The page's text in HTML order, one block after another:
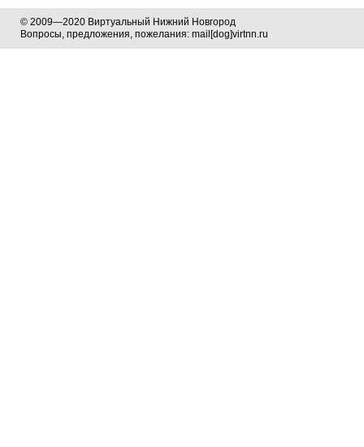
© 2009—2020 Виртуальный Нижний Новгород
Вопросы, предложения, пожелания: mail[dog]virtnn.ru